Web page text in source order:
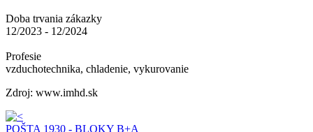
Doba trvania zákazky
12/2023 - 12/2024
Profesie
vzduchotechnika, chladenie, vykurovanie
Zdroj: www.imhd.sk
POŠTA 1930 - BLOKY B+A